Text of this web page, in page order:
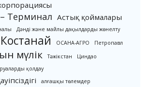
Терминал Астық қоймалары
Дәнді және майлы дақылдарды жөнелту
Костанай ОСАНА-АГРО Петропавл
мүлік Тәжікстан
Циндао
қолдау
алғашқы төлемдер